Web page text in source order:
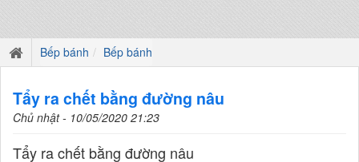
Bếp bánh Bếp bánh
Tẩy ra chết bằng đường nâu
Chủ nhật - 10/05/2020 21:23
Tẩy ra chết bằng đường nâu